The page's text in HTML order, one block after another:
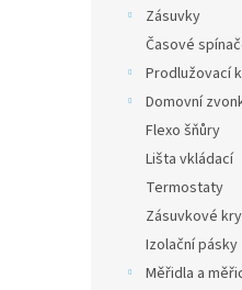
Zásuvky
Časové
Prodlužovací
Domovní
Flexo šňůry
Lišta vkládací
Termostaty
Zásuvkové
Izolační pásky
Měřidla a